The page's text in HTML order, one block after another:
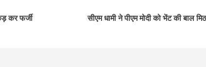
कर फर्जी
सीएम धामी ने पीएम मोदी को भेंट की बाल